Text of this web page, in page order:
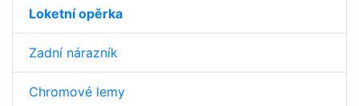
Loketní opěrka
Zadní nárazník
Chromové lemy